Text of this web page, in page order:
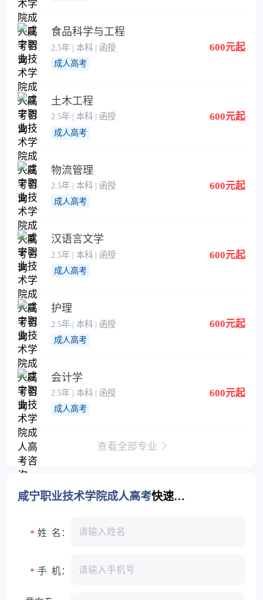
食品科学与工程
2.5年 | 本科 | 函授
成人高考
600元起
土木工程
2.5年 | 本科 | 函授
成人高考
600元起
物流管理
2.5年 | 本科 | 函授
成人高考
600元起
汉语言文学
2.5年 | 本科 | 函授
成人高考
600元起
护理
2.5年 | 本科 | 函授
成人高考
600元起
会计学
2.5年 | 本科 | 函授
成人高考
600元起
查看全部专业
咸宁职业技术学院成人高考快速报名入口
* 姓 名：
* 手 机：